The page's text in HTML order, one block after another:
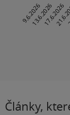
Články,